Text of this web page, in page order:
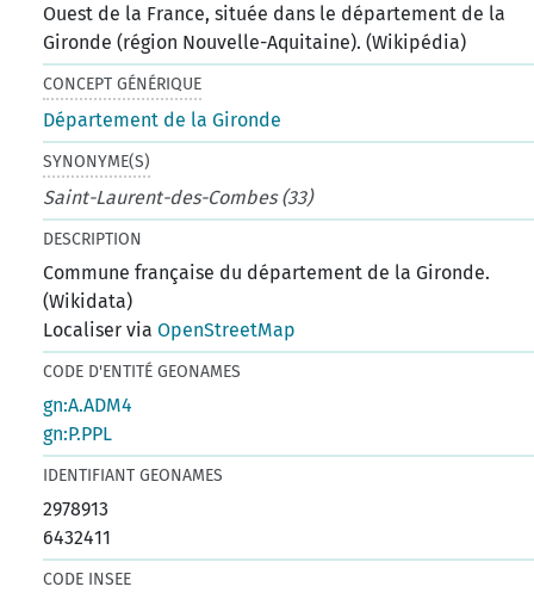
Ouest de la France, située dans le département de la
Gironde (région Nouvelle-Aquitaine). (Wikipédia)
CONCEPT GÉNÉRIQUE
Département de la Gironde
SYNONYME(S)
Saint-Laurent-des-Combes (33)
DESCRIPTION
Commune française du département de la Gironde.
(Wikidata)
Localiser viaOpenStreetMap
CODE D'ENTITÉ GEONAMES
gn:A.ADM4
gn:P.PPL
IDENTIFIANT GEONAMES
2978913
6432411
CODE INSEE